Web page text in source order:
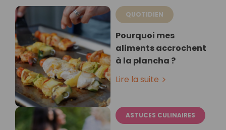
QUOTIDIEN
Pourquoi mes
aliments accrochent
à la plancha ?
Lire la suite
ASTUCES CULINAIRES